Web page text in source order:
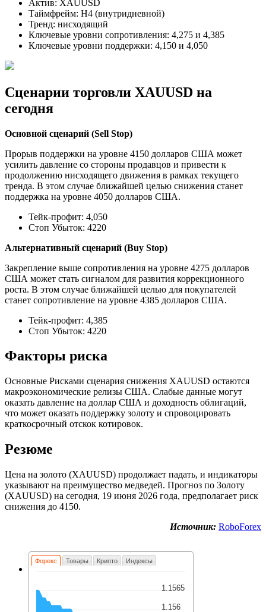
Актив: XAUUSD
Таймфрейм: H4 (внутридневной)
Тренд: нисходящий
Ключевые уровни сопротивления: 4,275 и 4,385
Ключевые уровни поддержки: 4,150 и 4,050
Сценарии торговли XAUUSD на
сегодня
Основной сценарий (Sell Stop)
Прорыв поддержки на уровне 4150 долларов США может
усилить давление со стороны продавцов и привести к
продолжению нисходящего движения в рамках текущего
тренда. В этом случае ближайшей целью снижения станет
поддержка на уровне 4050 долларов США.
Тейк-профит: 4,050
Стоп Убыток: 4220
Альтернативный сценарий (Buy Stop)
Закрепление выше сопротивления на уровне 4275 долларов
США может стать сигналом для развития коррекционного
роста. В этом случае ближайшей целью для покупателей
станет сопротивление на уровне 4385 долларов США.
Тейк-профит: 4,385
Стоп Убыток: 4220
Факторы риска
Основные Рисками сценария снижения XAUUSD остаются
макроэкономические релизы США. Слабые данные могут
оказать давление на доллар США и доходность облигаций,
что может оказать поддержку золоту и спровоцировать
краткосрочный отскок котировок.
Резюме
Цена на золото (XAUUSD) продолжает падать, и индикаторы
указывают на преимущество медведей. Прогноз по Золоту
(XAUUSD) на сегодня, 19 июня 2026 года, предполагает риск
снижения до 4150.
Источник: RoboForex
Форекс Товары Крипто Индексы
1.156
1.1565